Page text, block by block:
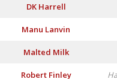
DK Harrell
Manu Lanvin
Malted Milk
Robert Finley